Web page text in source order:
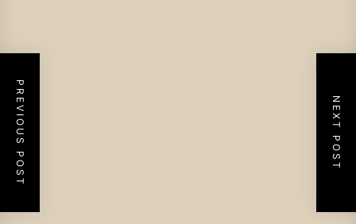
PREVIOUS POST NEXT POST